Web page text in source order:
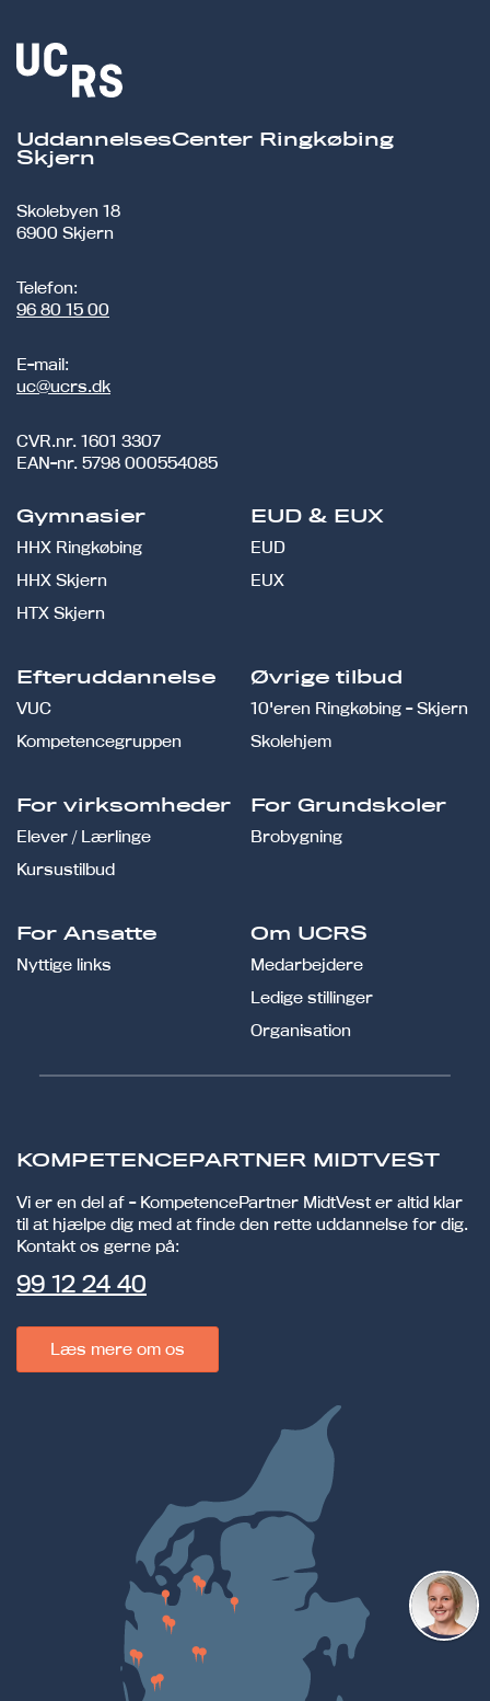
UddannelsesCenter Ringkøbing
Skjern
Skolebyen 18
6900 Skjern
Telefon:
96 80 15 00
E-mail:
uc@ucrs.dk
CVR.nr. 1601 3307
EAN-nr. 5798 000554085
Gymnasier
HHX Ringkøbing
HHX Skjern
HTX Skjern
EUD & EUX
EUD
EUX
Efteruddannelse
VUC
Kompetencegruppen
Øvrige tilbud
10'eren Ringkøbing - Skjern
Skolehjem
For virksomheder
Elever / Lærlinge
Kursustilbud
For Grundskoler
Brobygning
For Ansatte
Nyttige links
Om UCRS
Medarbejdere
Ledige stillinger
Organisation
KOMPETENCEPARTNER MIDTVEST
Vi er en del af - KompetencePartner MidtVest er altid klar
til at hjælpe dig med at finde den rette uddannelse for dig.
Kontakt os gerne på:
99 12 24 40
Læs mere om os